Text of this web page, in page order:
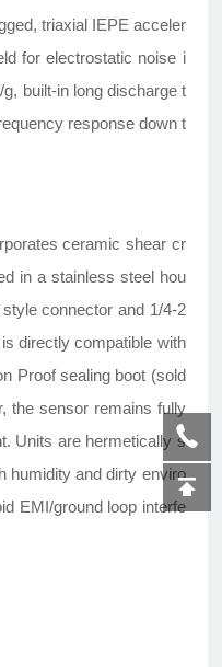
triaxial IEPE acceler
for electrostatic noise i
built-in long discharge t
response down t
ceramic shear cr
in a stainless steel hou
connector and 1/4-2
directly compatible with
Proof sealing boot (sold
the sensor remains fully
Units are hermetically s
humidity and dirty enviro
EMI/ground loop interfe